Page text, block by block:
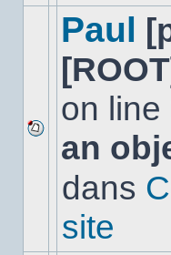
Aucun
nouveau
message
non-
dans
Paul
on line
an
dans
site